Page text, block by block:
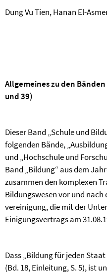
Dung Vu Tien, Hanan El-
Allgemeines zu den
und 39)
Dieser Band „Schule und
folgenden Bände,
und „Hochschule und
Band „Bildung“ aus dem
zusammen den komplexen
Bildungswesen vor und
vereinigung, die mit der
Einigungsvertrags am
Dass „Bildung für jeden
(Bd. 18, Einleitung, S. 5), ist